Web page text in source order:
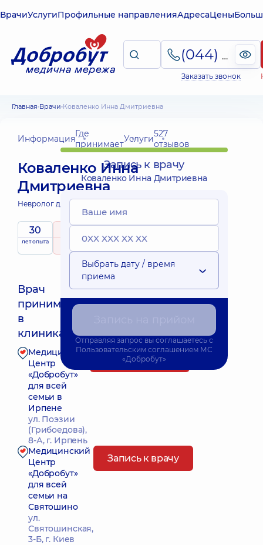
ВрачиУслугиПрофильные направленияАдресаЦены
(044) 495-2-888
Заказать звонок
Главная Врачи Коваленко Инна Дмитриевна
ИнформацияГде
принимаетУслуги527
отзывов
Коваленко Инна
Дмитриевна
Невролог детский;
30
лет опыта рейтингна основе
принимает
Врач
принимает
в
клиниках:
Медицинский
Центр
«Добробут»
для всей
семьи в
Ирпене
ул. Поэзии
(Грибоедова),
8-А, г. Ирпень
Запись к врачу
Медицинский
Центр
«Добробут»
для всей
семьи на
Святошино
ул.
Святошинская,
3-Б, г. Киев
Запись к врачу
Запись к врачу
Коваленко Инна Дмитриевна
Выбрать дату / время
приема
Отправляя запрос вы соглашаетесь с
Пользовательским соглашением МС
«Добробут»